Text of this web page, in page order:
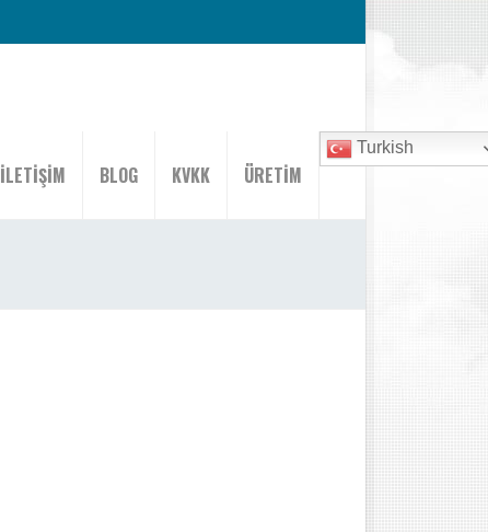
İLETİŞİM BLOG KVKK ÜRETİM
Turkish